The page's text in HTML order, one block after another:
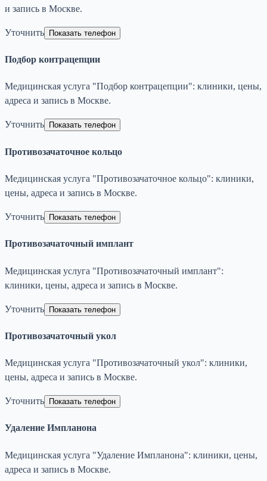
и запись в Москве.
Уточнить Показать телефон
Подбор контрацепции
Медицинская услуга "Подбор контрацепции": клиники, цены,
адреса и запись в Москве.
Уточнить Показать телефон
Противозачаточное кольцо
Медицинская услуга "Противозачаточное кольцо": клиники,
цены, адреса и запись в Москве.
Уточнить Показать телефон
Противозачаточный имплант
Медицинская услуга "Противозачаточный имплант":
клиники, цены, адреса и запись в Москве.
Уточнить Показать телефон
Противозачаточный укол
Медицинская услуга "Противозачаточный укол": клиники,
цены, адреса и запись в Москве.
Уточнить Показать телефон
Удаление Импланона
Медицинская услуга "Удаление Импланона": клиники, цены,
адреса и запись в Москве.